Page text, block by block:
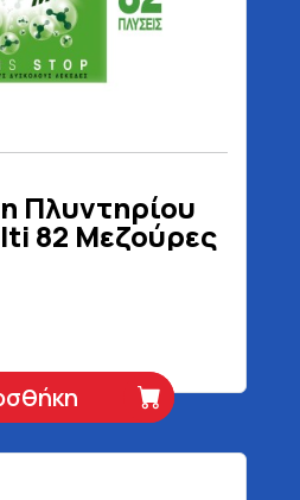
Πλυντηρίου
82 Μεζούρες